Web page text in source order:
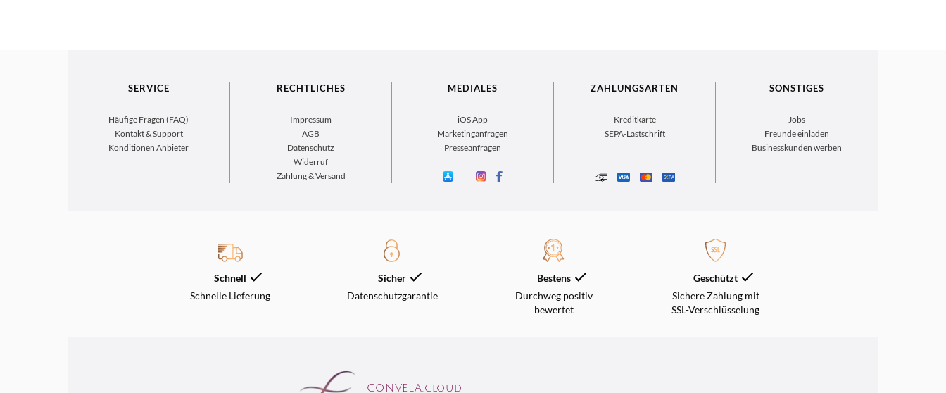
SERVICE
Häufige Fragen (FAQ)
Kontakt & Support
Konditionen Anbieter
RECHTLICHES
Impressum
AGB
Datenschutz
Widerruf
Zahlung & Versand
MEDIALES
iOS App
Marketinganfragen
Presseanfragen
ZAHLUNGSARTEN
Kreditkarte
SEPA-Lastschrift
S€PA
SONSTIGES
Jobs
Freunde einladen
Businesskunden werben
Schnell
Schnelle Lieferung
Sicher
Datenschutzgarantie
Bestens
Durchweg positiv
bewertet
Geschützt
Sichere Zahlung mit
SSL-Verschlüsselung
CONVELA.cloud